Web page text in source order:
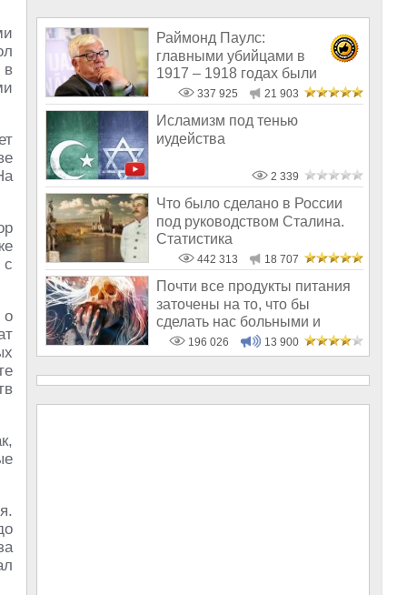
в
с
о
Раймонд Паулс:
главными убийцами в
1917 – 1918 годах были
латыши и евреи, а не русс
337 925 21 903
Исламизм под тенью
иудейства
2 339
Что было сделано в России
под руководством Сталина.
Статистика
442 313 18 707
Почти все продукты питания
заточены на то, что бы
сделать нас больными и
бесплодным
196 026 13 900